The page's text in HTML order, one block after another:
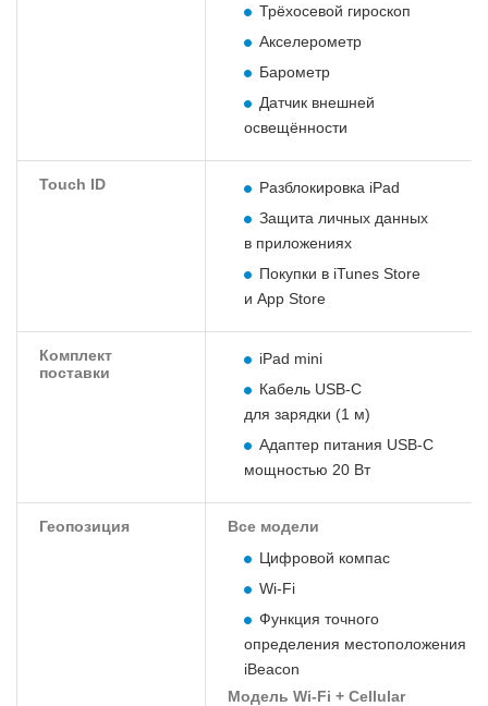
Трёхосевой гироскоп
Акселерометр
Барометр
Датчик внешней
освещённости
Touch ID
Разблокировка iPad
Защита личных данных
в приложениях
Покупки в iTunes Store
и App Store
Комплект
поставки
iPad mini
Кабель USB‑C
для зарядки (1 м)
Адаптер питания USB‑C
мощностью 20 Вт
Геопозиция
Все модели
Цифровой компас
Wi-Fi
Функция точного
определения местоположения
iBeacon
Модель Wi-Fi + Cellular